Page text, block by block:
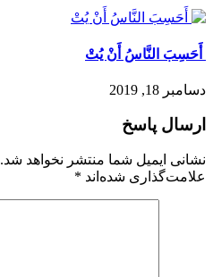
️ أَحَسِبَ النَّاسُ أَنْ يُتْ
دسامبر 18, 2019
ارسال پاسخ
نشانی ایمیل شما منتشر نخواهد شد.
علامت‌گذاری شده‌اند *